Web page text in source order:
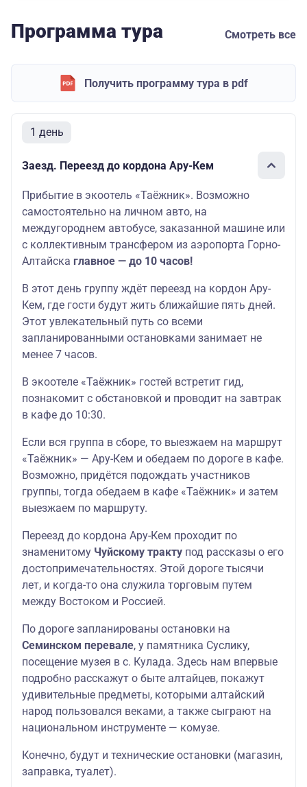
Программа тура Смотреть все
Получить программу тура в pdf
1 день
Заезд. Переезд до кордона Ару-Кем
Прибытие в экоотель «Таёжник». Возможно
самостоятельно на личном авто, на
междугороднем автобусе, заказанной машине или
с коллективным трансфером из аэропорта Горно-
Алтайска главное — до 10 часов!
В этот день группу ждёт переезд на кордон Ару-
Кем, где гости будут жить ближайшие пять дней.
Этот увлекательный путь со всеми
запланированными остановками занимает не
менее 7 часов.
В экоотеле «Таёжник» гостей встретит гид,
познакомит с обстановкой и проводит на завтрак
в кафе до 10:30.
Если вся группа в сборе, то выезжаем на маршрут
«Таёжник» — Ару‑Кем и обедаем по дороге в кафе.
Возможно, придётся подождать участников
группы, тогда обедаем в кафе «Таёжник» и затем
выезжаем по маршруту.
Переезд до кордона Ару‑Кем проходит по
знаменитому Чуйскому тракту под рассказы о его
достопримечательностях. Этой дороге тысячи
лет, и когда-то она служила торговым путем
между Востоком и Россией.
По дороге запланированы остановки на
Семинском перевале, у памятника Суслику,
посещение музея в с. Кулада. Здесь нам впервые
подробно расскажут о быте алтайцев, покажут
удивительные предметы, которыми алтайский
народ пользовался веками, а также сыграют на
национальном инструменте — комузе.
Конечно, будут и технические остановки (магазин,
заправка, туалет).